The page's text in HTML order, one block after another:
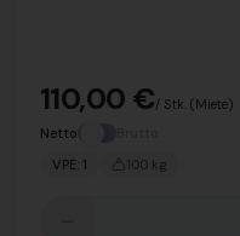
110,00 €/ Stk.(Miete)
Netto
VPE: 1 100 kg